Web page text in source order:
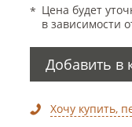
Цена будет
в зависимости
Добавить в
Хочу купить,